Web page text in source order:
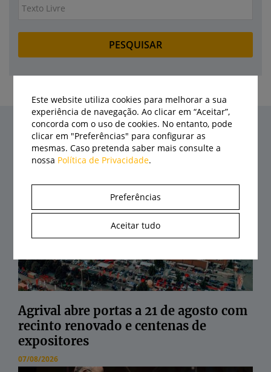
Últimas notícias
Agrival abre portas a 21 de agosto com
recinto renovado e centenas de
expositores
07/08/2026
Este website utiliza cookies para melhorar a sua
experiência de navegação. Ao clicar em “Aceitar”,
concorda com o uso de cookies. No entanto, pode
clicar em "Preferências" para configurar as
mesmas. Caso pretenda saber mais consulte a
nossa Política de Privacidade.
Preferências
Aceitar tudo